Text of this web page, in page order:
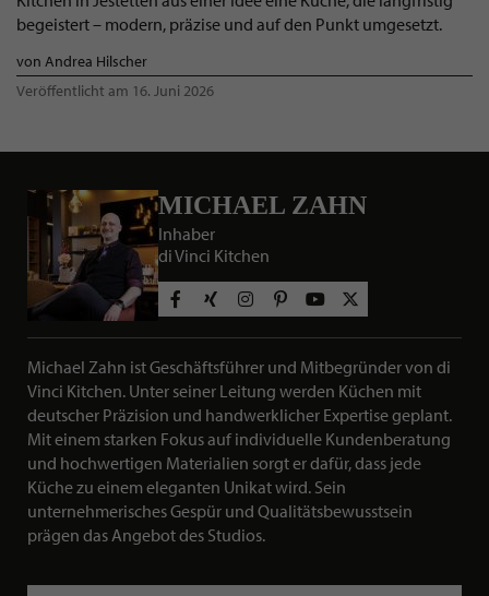
begeistert – modern, präzise und auf den Punkt umgesetzt.
von Andrea Hilscher
Veröffentlicht am 16. Juni 2026
MICHAEL ZAHN
Inhaber
di Vinci Kitchen
Social Media Profile
KURZBESCHREIBUNG ÜBER
Michael Zahn ist Geschäftsführer und Mitbegründer von di
Vinci Kitchen. Unter seiner Leitung werden Küchen mit
deutscher Präzision und handwerklicher Expertise geplant.
Mit einem starken Fokus auf individuelle Kundenberatung
und hochwertigen Materialien sorgt er dafür, dass jede
Küche zu einem eleganten Unikat wird. Sein
unternehmerisches Gespür und Qualitätsbewusstsein
prägen das Angebot des Studios.